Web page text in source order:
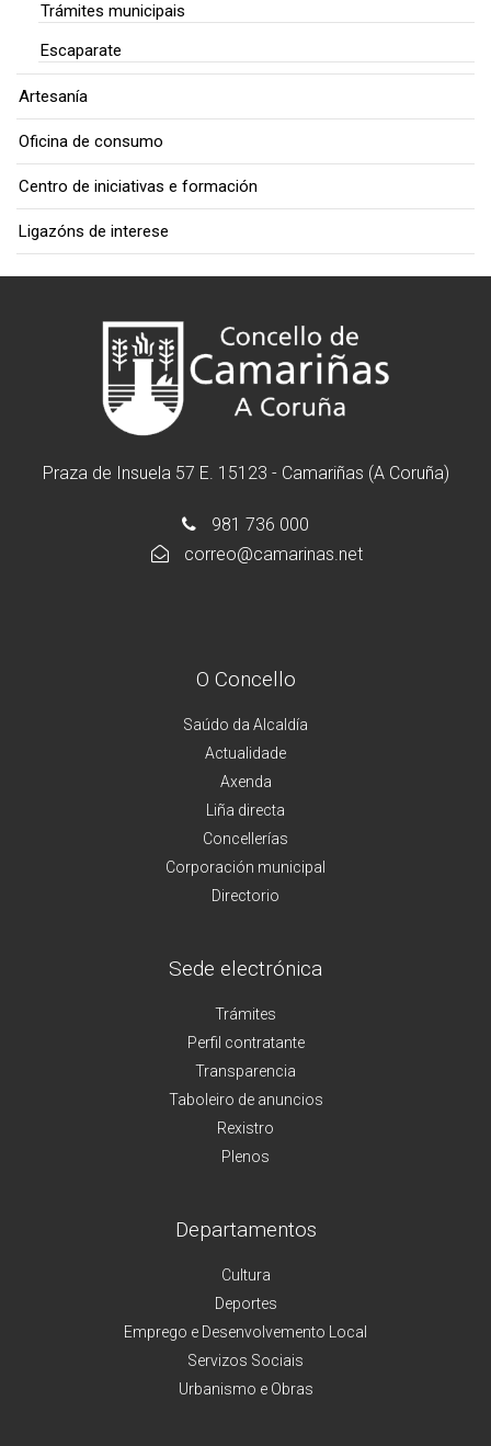
Trámites municipais
Escaparate
Artesanía
Oficina de consumo
Centro de iniciativas e formación
Ligazóns de interese
Praza de Insuela 57 E. 15123 - Camariñas (A Coruña)
981 736 000
correo@camarinas.net
O Concello
Saúdo da Alcaldía
Actualidade
Axenda
Liña directa
Concellerías
Corporación municipal
Directorio
Sede electrónica
Trámites
Perfil contratante
Transparencia
Taboleiro de anuncios
Rexistro
Plenos
Departamentos
Cultura
Deportes
Emprego e Desenvolvemento Local
Servizos Sociais
Urbanismo e Obras